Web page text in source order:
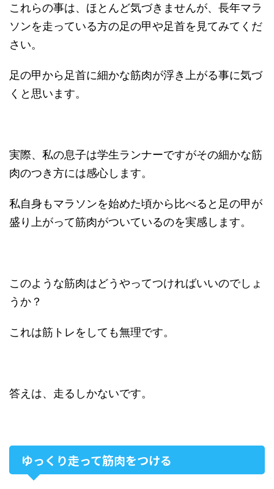
これらの事は、ほとんど気づきませんが、長年マラ
ソンを走っている方の足の甲や足首を見てみてくだ
さい。
足の甲から足首に細かな筋肉が浮き上がる事に気づ
くと思います。
実際、私の息子は学生ランナーですがその細かな筋
肉のつき方には感心します。
私自身もマラソンを始めた頃から比べると足の甲が
盛り上がって筋肉がついているのを実感します。
このような筋肉はどうやってつければいいのでしょ
うか？
これは筋トレをしても無理です。
答えは、走るしかないです。
ゆっくり走って筋肉をつける